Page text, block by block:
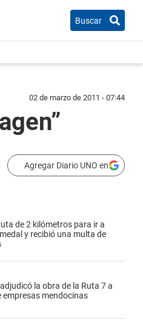
Buscar
02 de marzo de 2011 - 07:44
Agregar Diario UNO en
de 2 kilómetros para ir a
y recibió una multa de
la obra de la Ruta 7 a
empresas mendocinas